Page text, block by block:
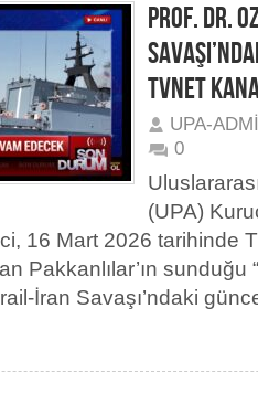
PROF. DR.
TVNET
UPA-
0
(UPA)
16 Mart 2026 tarihinde
Pakkanlılar’ın sunduğu
İran Savaşı’ndaki